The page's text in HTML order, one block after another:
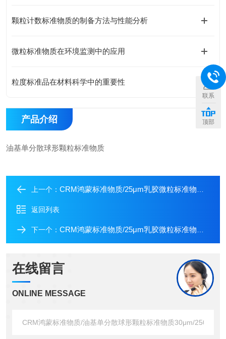
颗粒计数标准物质的制备方法与性能分析
微粒标准物质在环境监测中的应用
粒度标准品在材料科学中的重要性
产品介绍
油基单分散球形颗粒标准物质
上一个： CRM鸿蒙标准物质/25μm乳胶微粒标准物质GBW(E)120027（颗粒计数）-定制2000粒/mL±5%-100mL
返回列表
下一个： CRM鸿蒙标准物质/25μm乳胶微粒标准物质GBW(E)120027（颗粒计数）-1000-2500粒/mL-500mL
在线留言
ONLINE MESSAGE
联系
顶部